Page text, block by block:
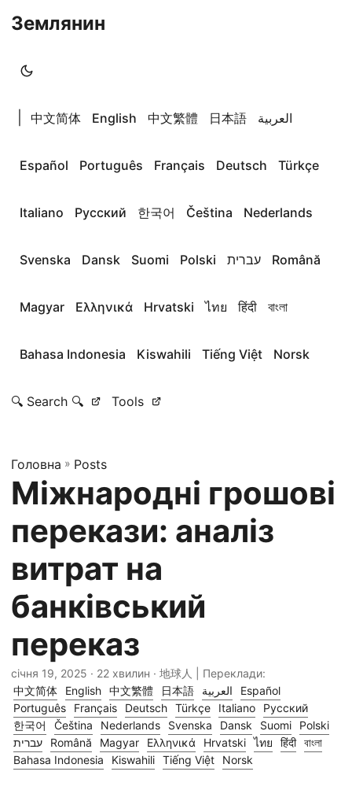
Землянин
中文简体 English 中文繁體 日本語 العربية
Español Português Français Deutsch Türkçe
Italiano Русский 한국어 Čeština Nederlands
Svenska Dansk Suomi Polski עברית Română
Magyar Ελληνικά Hrvatski ไทย हिंदी বাংলা
Bahasa Indonesia Kiswahili Tiếng Việt Norsk
🔍 Search 🔍 Tools
Головна » Posts
Міжнародні грошові
перекази: аналіз
витрат на
банківський
переказ
січня 19, 2025 · 22 хвилин · 地球人 | Переклади:
中文简体
English 中文繁體 日本語 العربية
Español
Português
Français Deutsch Türkçe Italiano
Русский
한국어
Čeština Nederlands Svenska Dansk Suomi
Polski
עברית
Română Magyar Ελληνικά Hrvatski ไทย हिंदी বাংলা
Bahasa Indonesia
Kiswahili Tiếng Việt Norsk